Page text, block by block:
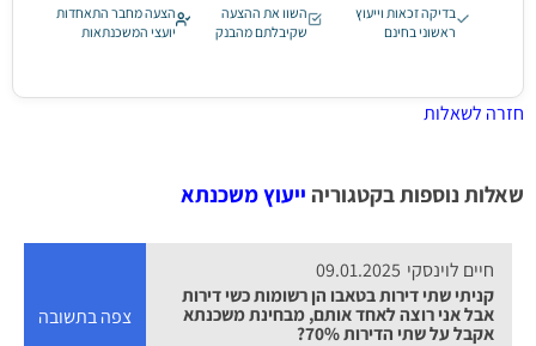
בדיקה זכאות וייעוץ
ראשוני בחינם
השוו את ההצעה
שקיבלתם מהבנק
הצעה מחבר התאחדות
יועצי המשכנתאות
חזרה לשאלות
שאלות נוספות בקטגוריה ייעוץ משכנתא
חיים לוינסקי 09.01.2025
קניתי שתי דירות בטאבו הן רשומות כשי דירות
אבל אני רוצה לאחד אותם, מבחינת משכנתא
אקבל על שתי הדירות 70%?
צפה בתשובה